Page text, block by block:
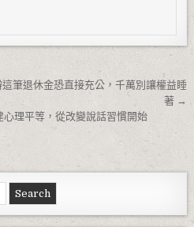
筆退休金恐直接充公，千萬別讓權益睡
著 →
理平等，從改變說話習慣開始